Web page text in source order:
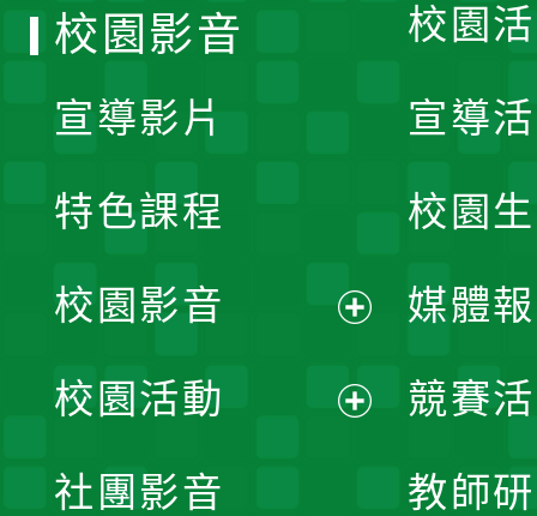
校園
宣導
校園
媒體
競賽
教師
校園影音
宣導影片
特色課程
校園影音
開
校園活動
社團影音